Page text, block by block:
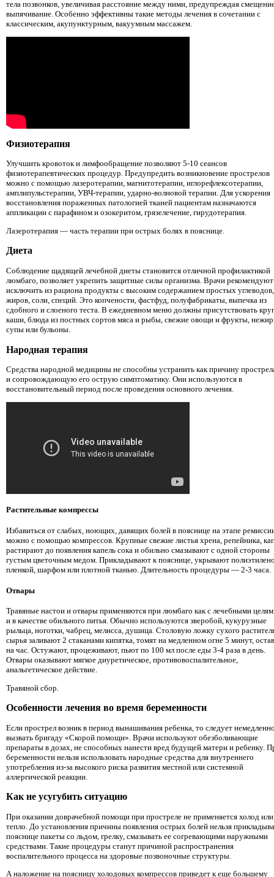
тела позвонков, увеличивая расстояние между ними, предупреждая
выпячивание. Особенно эффективны такие методы лечения в сочетании с
классическим, акупунктурным, вакуумным массажем.
Физиотерапия
Улучшить кровоток и лимфообращение позволяют 5-10 сеансов
физиотерапевтических процедур. Предупредить возникновение прострелов
можно с помощью лазеротерапии, магнитотерапии, иглорефлексотерапии,
амплипульстерапии, УВЧ-терапии, ударно-волновой терапии. Для ускорения
восстановления пораженных патологией тканей пациентам назначаются
аппликации с парафином и озокеритом, грязелечение, гирудотерапия.
Лазеротерапия — часть терапии при острых болях в пояснице.
Диета
Соблюдение щадящей лечебной диеты становится отличной профилактикой
люмбаго, позволяет укрепить защитные силы организма. Врачи рекомендуют
исключить из рациона продукты с высоким содержанием простых углеводов,
жиров, соли, специй. Это копчености, фастфуд, полуфабрикаты, выпечка из
сдобного и слоеного теста. В ежедневном меню должны присутствовать
каши, блюда из постных сортов мяса и рыбы, свежие овощи и фрукты,
супы или бульоны.
Народная терапия
Средства народной медицины не способны устранить как причину
и сопровождающую его острую симптоматику. Они используются в
восстановительный период после проведения основного лечения.
Растительные компрессы
Избавиться от слабых, ноющих, давящих болей в пояснице на этапе
можно с помощью компрессов. Крупные свежие листья хрена, репейника,
растирают до появления капель сока и обильно смазывают с одной стороны
густым цветочным медом. Прикладывают к пояснице, укрывают
пленкой, шарфом или плотной тканью. Длительность процедуры — 2-3 часа.
Отвары
Травяные настои и отвары применяются при люмбаго как с лечебными
и в качестве обильного питья. Обычно используются зверобой, кукурузные
рыльца, ноготки, чабрец, мелисса, душица. Столовую ложку сухого
сырья заливают 2 стаканами кипятка, томят на медленном огне 5 минут,
на час. Остужают, процеживают, пьют по 100 мл после еды 3-4 раза в день.
Отвары оказывают мягкое диуретическое, противовоспалительное,
анальгетическое действие.
Травяной сбор.
Особенности лечения во время беременности
Если прострел возник в период вынашивания ребенка, то следует
вызвать бригаду «Скорой помощи». Врачи используют обезболивающие
препараты в дозах, не способных нанести вред будущей матери и ребенку.
беременности нельзя использовать народные средства для внутреннего
употребления из-за высокого риска развития местной или системной
аллергической реакции.
Как не усугубить ситуацию
При оказании доврачебной помощи при простреле не применяется холод или
тепло. До установления причины появления острых болей нельзя
пояснице пакеты со льдом, грелку, смазывать ее согревающими наружными
средствами. Такие процедуры станут причиной распространения
воспалительного процесса на здоровые позвоночные структуры.
А наложение на поясницу холодовых компрессов приведет к еще большему